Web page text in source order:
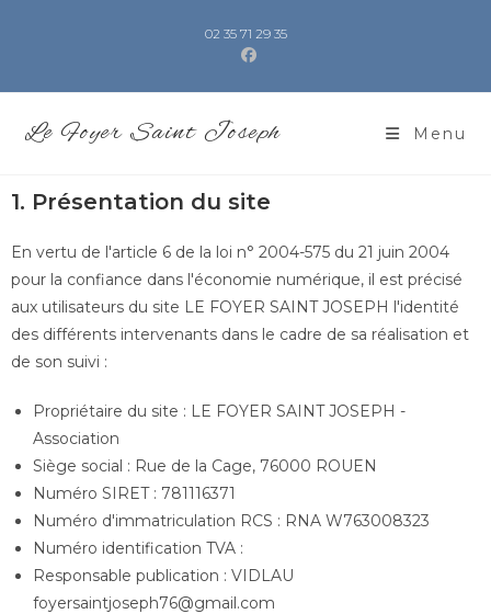
02 35 71 29 35
Le Foyer Saint Joseph Menu
1. Présentation du site
En vertu de l'article 6 de la loi n° 2004-575 du 21 juin 2004
pour la confiance dans l'économie numérique, il est précisé
aux utilisateurs du site LE FOYER SAINT JOSEPH l'identité
des différents intervenants dans le cadre de sa réalisation et
de son suivi :
Propriétaire du site : LE FOYER SAINT JOSEPH -
Association
Siège social : Rue de la Cage, 76000 ROUEN
Numéro SIRET : 781116371
Numéro d'immatriculation RCS : RNA W763008323
Numéro identification TVA :
Responsable publication : VIDLAU
foyersaintjoseph76@gmail.com